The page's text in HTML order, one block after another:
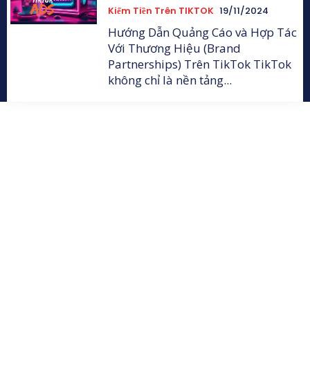
Kiếm Tiền Trên TIKTOK 19/11/2024
Hướng Dẫn Quảng Cáo và Hợp Tác
Với Thương Hiệu (Brand
Partnerships) Trên TikTok TikTok
không chỉ là nền tảng...